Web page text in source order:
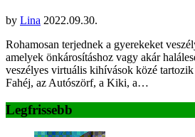
by Lina 2022.09.30.
Rohamosan terjednek a gyerekeket
amelyek önkárosításhoz vagy akár
veszélyes virtuális kihívások közé
Fahéj, az Autószörf, a Kiki, a…
Legfrissebb